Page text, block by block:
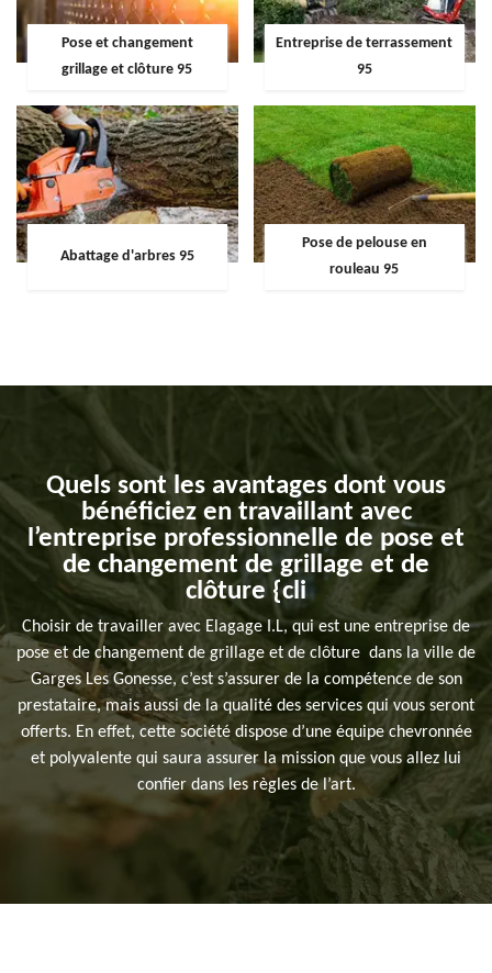
Pose et changement
grillage et clôture 95
Entreprise de terrassement
95
Abattage d'arbres 95
Pose de pelouse en
rouleau 95
Quels sont les avantages dont vous
bénéficiez en travaillant avec
l’entreprise professionnelle de pose et
de changement de grillage et de
clôture {cli
Choisir de travailler avec Elagage I.L, qui est une entreprise de
pose et de changement de grillage et de clôture dans la ville de
Garges Les Gonesse, c’est s’assurer de la compétence de son
prestataire, mais aussi de la qualité des services qui vous seront
offerts. En effet, cette société dispose d’une équipe chevronnée
et polyvalente qui saura assurer la mission que vous allez lui
confier dans les règles de l’art.